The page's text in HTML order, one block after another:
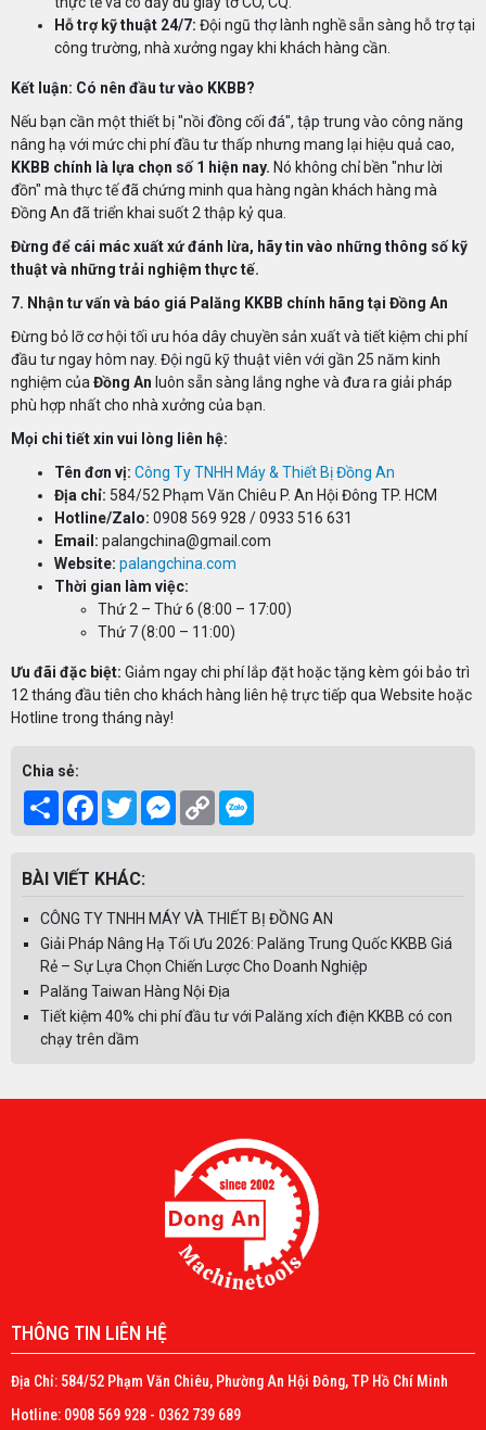
Hỗ trợ kỹ thuật 24/7: Đội ngũ thợ lành nghề sẵn sàng hỗ trợ tại
công trường, nhà xưởng ngay khi khách hàng cần.
Kết luận: Có nên đầu tư vào KKBB?
Nếu bạn cần một thiết bị "nồi đồng cối đá", tập trung vào công năng
nâng hạ với mức chi phí đầu tư thấp nhưng mang lại hiệu quả cao,
KKBB chính là lựa chọn số 1 hiện nay. Nó không chỉ bền "như lời
đồn" mà thực tế đã chứng minh qua hàng ngàn khách hàng mà
Đồng An đã triển khai suốt 2 thập kỷ qua.
Đừng để cái mác xuất xứ đánh lừa, hãy tin vào những thông số kỹ
thuật và những trải nghiệm thực tế.
7. Nhận tư vấn và báo giá Palăng KKBB chính hãng tại Đồng An
Đừng bỏ lỡ cơ hội tối ưu hóa dây chuyền sản xuất và tiết kiệm chi phí
đầu tư ngay hôm nay. Đội ngũ kỹ thuật viên với gần 25 năm kinh
nghiệm của Đồng An luôn sẵn sàng lắng nghe và đưa ra giải pháp
phù hợp nhất cho nhà xưởng của bạn.
Mọi chi tiết xin vui lòng liên hệ:
Tên đơn vị: Công Ty TNHH Máy & Thiết Bị Đồng An
Địa chỉ: 584/52 Phạm Văn Chiêu P. An Hội Đông TP. HCM
Hotline/Zalo: 0908 569 928 / 0933 516 631
Email: palangchina@gmail.com
Website: palangchina.com
Thời gian làm việc:
Thứ 2 – Thứ 6 (8:00 – 17:00)
Thứ 7 (8:00 – 11:00)
Ưu đãi đặc biệt: Giảm ngay chi phí lắp đặt hoặc tặng kèm gói bảo trì
12 tháng đầu tiên cho khách hàng liên hệ trực tiếp qua Website hoặc
Hotline trong tháng này!
Chia sẻ:
Share Facebook
TwitterMessenger
Copy
Link
BÀI VIẾT KHÁC:
CÔNG TY TNHH MÁY VÀ THIẾT BỊ ĐỒNG AN
Giải Pháp Nâng Hạ Tối Ưu 2026: Palăng Trung Quốc KKBB Giá
Rẻ – Sự Lựa Chọn Chiến Lược Cho Doanh Nghiệp
Palăng Taiwan Hàng Nội Địa
Tiết kiệm 40% chi phí đầu tư với Palăng xích điện KKBB có con
chạy trên dầm
THÔNG TIN LIÊN HỆ
Địa Chỉ: 584/52 Phạm Văn Chiêu, Phường An Hội Đông, TP Hồ Chí Minh
Hotline: 0908 569 928 - 0362 739 689